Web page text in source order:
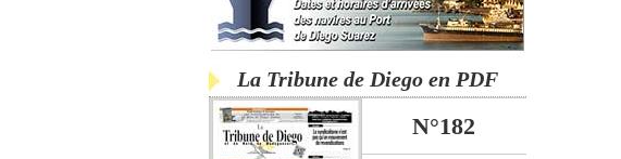
La Tribune de Diego en PDF
N°182